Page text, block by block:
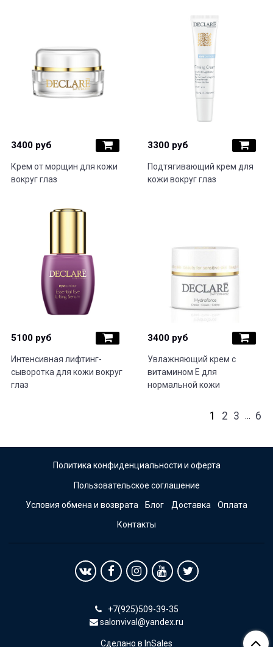
3400 руб
Крем от морщин для кожи
вокруг глаз
3300 руб
Подтягивающий крем для
кожи вокруг глаз
5100 руб
Интенсивная лифтинг-
сыворотка для кожи вокруг
глаз
3400 руб
Увлажняющий крем с
витамином Е для
нормальной кожи
1 2 3 … 6
Политика конфиденциальности и оферта
Пользовательское соглашение
Условия обмена и возврата Блог Доставка Оплата
Контакты
+7(925)509-39-35
salonvival@yandex.ru
Сделано в InSales